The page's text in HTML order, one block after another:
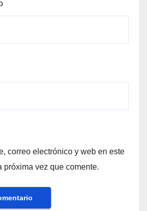
correo electrónico y web en este
próxima vez que comente.